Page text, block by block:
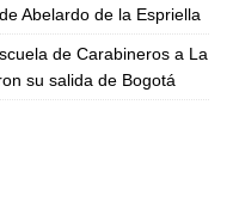
Abelardo de la Espriella
de Carabineros a La
su salida de Bogotá